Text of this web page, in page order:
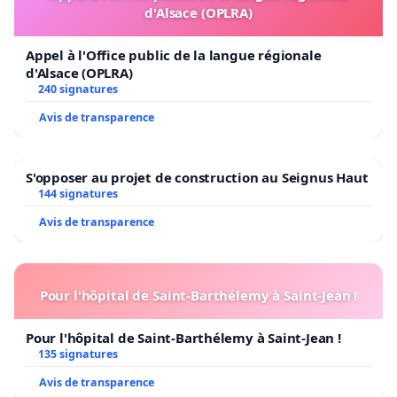
d'Alsace (OPLRA)
Appel à l'Office public de la langue régionale
d'Alsace (OPLRA)
240 signatures
Avis de transparence
S'opposer au projet de construction au Seignus Haut
144 signatures
Avis de transparence
Pour l'hôpital de Saint-Barthélemy à Saint-Jean !
Pour l'hôpital de Saint-Barthélemy à Saint-Jean !
135 signatures
Avis de transparence